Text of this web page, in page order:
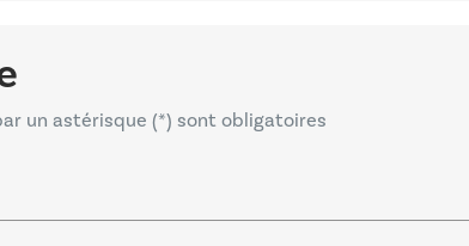
un astérisque (*) sont obligatoires